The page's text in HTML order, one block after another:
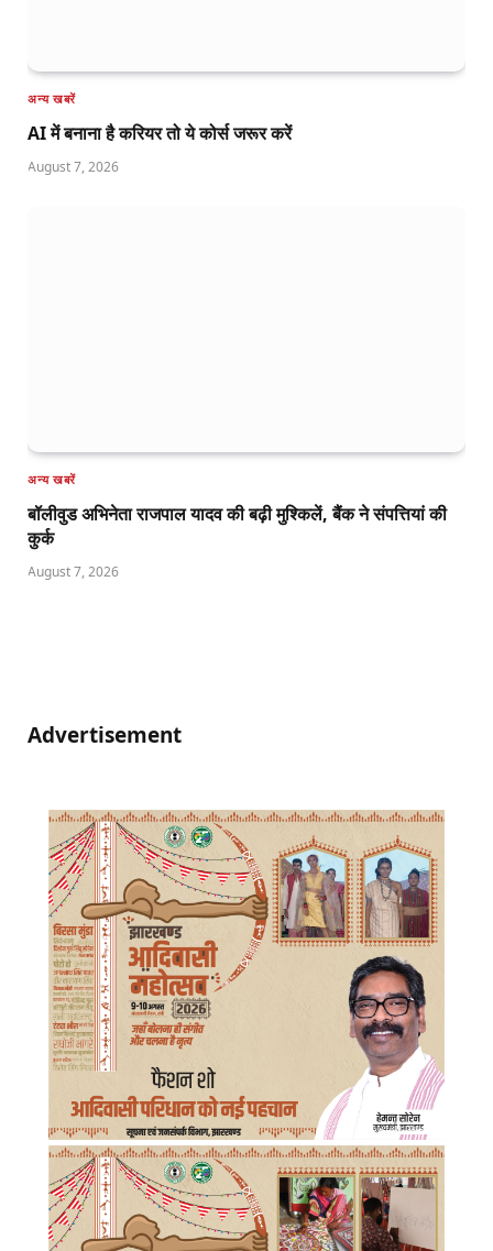
अन्य खबरें
AI में बनाना है करियर तो ये कोर्स जरूर करें
August 7, 2026
अन्य खबरें
बॉलीवुड अभिनेता राजपाल यादव की बढ़ी मुश्किलें, बैंक ने संपत्तियां की
कुर्क
August 7, 2026
Advertisement